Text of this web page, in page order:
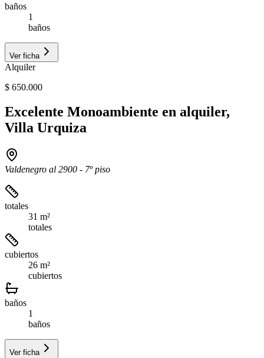
baños
1
baños
Ver ficha
Alquiler
$ 650.000
Excelente Monoambiente en alquiler,
Villa Urquiza
Valdenegro al 2900 - 7º piso
totales
31 m²
totales
cubiertos
26 m²
cubiertos
baños
1
baños
Ver ficha